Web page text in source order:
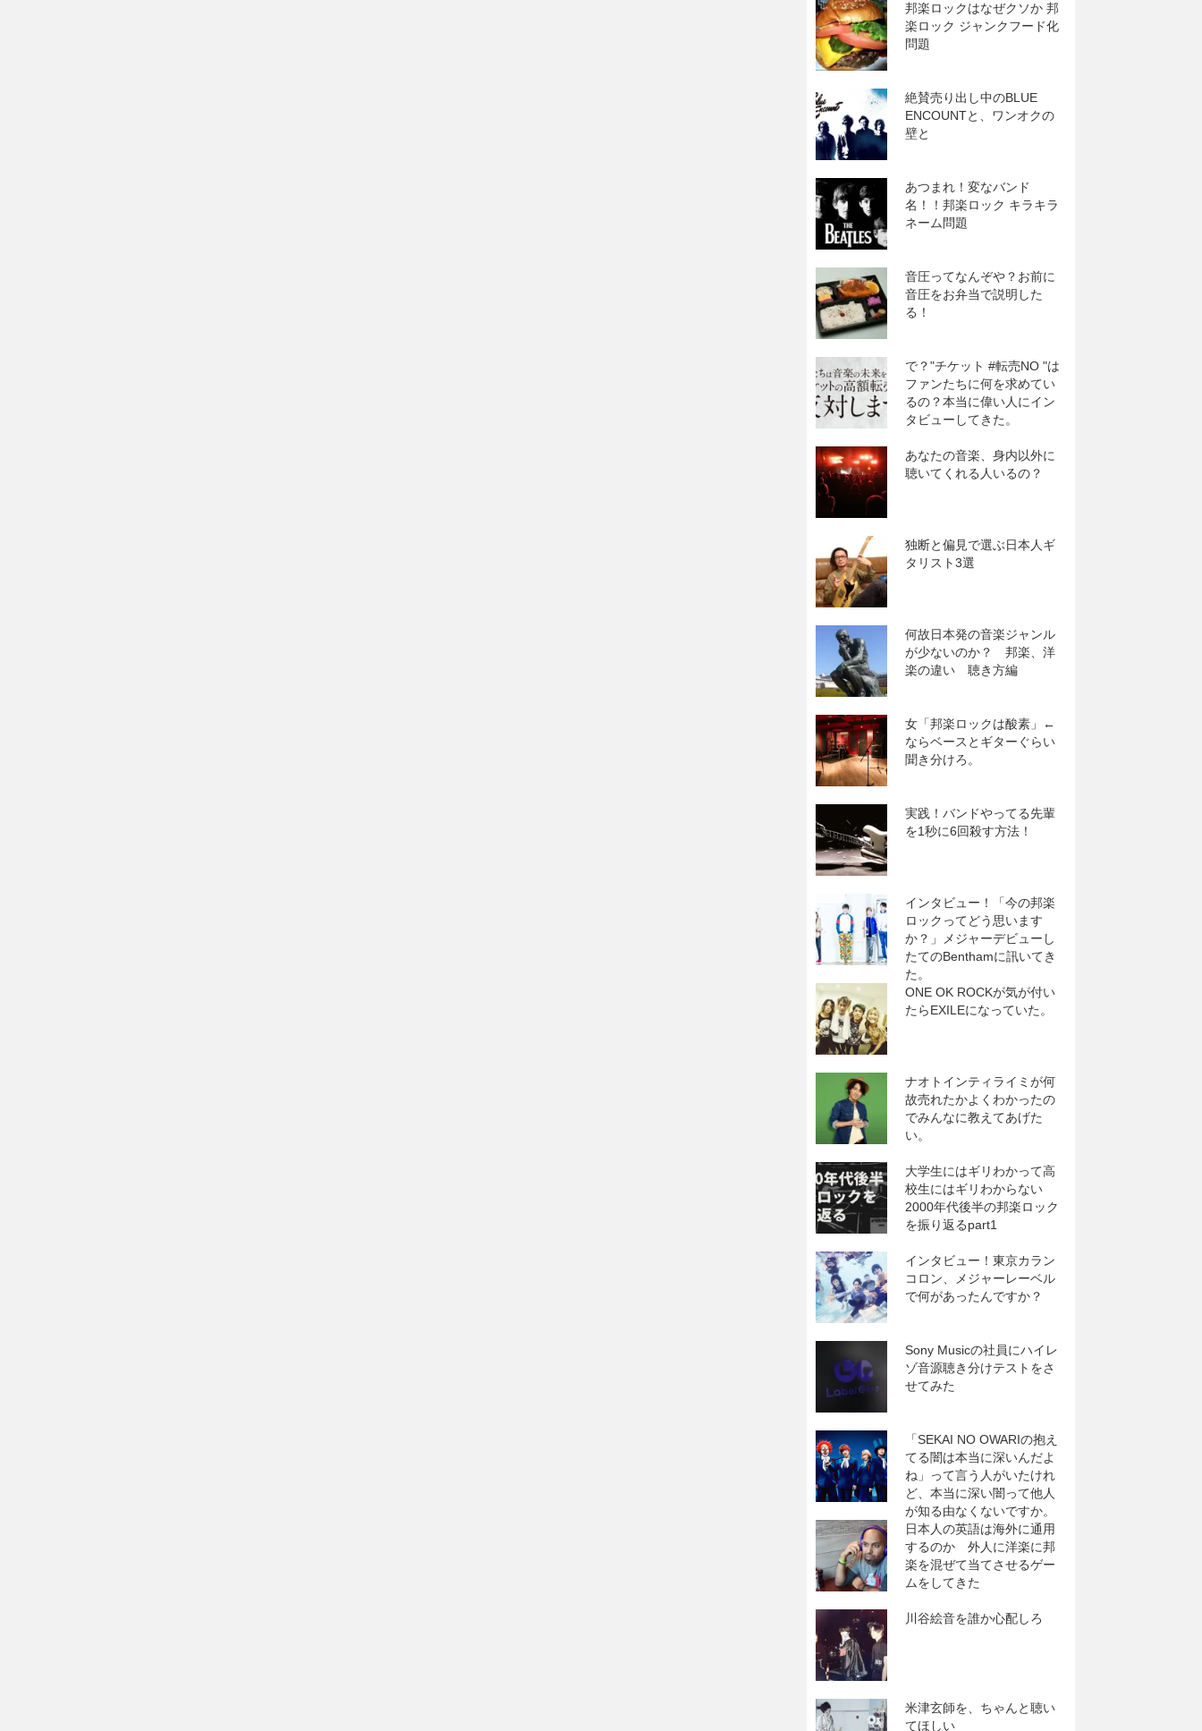
邦楽ロックはなぜクソか 邦
楽ロック ジャンクフード化
問題
絶賛売り出し中のBLUE
ENCOUNTと、ワンオクの
壁と
あつまれ！変なバンド
名！！邦楽ロック キラキラ
ネーム問題
音圧ってなんぞや？お前に
音圧をお弁当で説明した
る！
で？"チケット #転売NO "は
ファンたちに何を求めてい
るの？本当に偉い人にイン
タビューしてきた。
あなたの音楽、身内以外に
聴いてくれる人いるの？
独断と偏見で選ぶ日本人ギ
タリスト3選
何故日本発の音楽ジャンル
が少ないのか？ 邦楽、洋
楽の違い 聴き方編
女「邦楽ロックは酸素」←
ならベースとギターぐらい
聞き分けろ。
実践！バンドやってる先輩
を1秒に6回殺す方法！
インタビュー！「今の邦楽
ロックってどう思います
か？」メジャーデビューし
たてのBenthamに訊いてき
た。
ONE OK ROCKが気が付い
たらEXILEになっていた。
ナオトインティライミが何
故売れたかよくわかったの
でみんなに教えてあげた
い。
大学生にはギリわかって高
校生にはギリわからない
2000年代後半の邦楽ロック
を振り返るpart1
インタビュー！東京カラン
コロン、メジャーレーベル
で何があったんですか？
Sony Musicの社員にハイレ
ゾ音源聴き分けテストをさ
せてみた
「SEKAI NO OWARIの抱え
てる闇は本当に深いんだよ
ね」って言う人がいたけれ
ど、本当に深い闇って他人
が知る由なくないですか。
日本人の英語は海外に通用
するのか 外人に洋楽に邦
楽を混ぜて当てさせるゲー
ムをしてきた
川谷絵音を誰か心配しろ
米津玄師を、ちゃんと聴い
てほしい